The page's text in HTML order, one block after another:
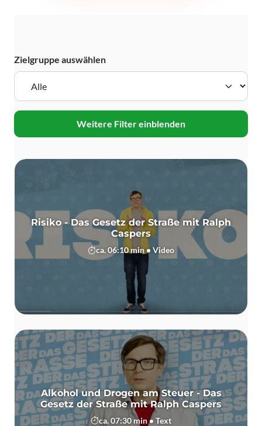
Zielgruppe auswählen
Weitere Filter einblenden
Risiko - Das Gesetz der Straße mit Ralph
Caspers
ca. 06:10 min • Video
Alkohol und Drogen am Steuer - Das
Gesetz der Straße mit Ralph Caspers
ca. 07:30 min • Text